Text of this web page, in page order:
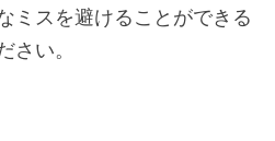
ミスを避けることができる
さい。